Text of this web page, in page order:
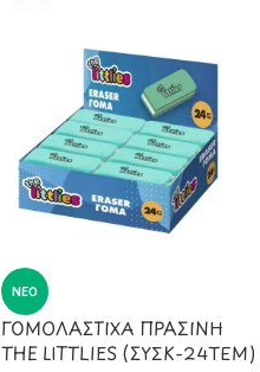
ΝΈΟ
ΓΟΜΟΛΑΣΤΙΧΑ ΠΡΑΣΙΝΗ
THE LITTLIES (ΣΥΣΚ-24ΤΕΜ)